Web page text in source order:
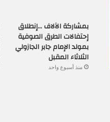
بمشاركة الآلاف …إنطلاق
إحتفالات الطرق الصوفية
بمولد الإمام جابر الجازولي
الثلاثاء المقبل
منذ أسبوع واحد